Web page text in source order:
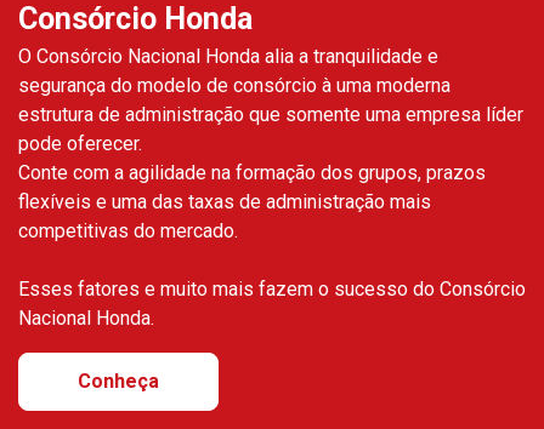
Consórcio Honda
O Consórcio Nacional Honda alia a tranquilidade e
segurança do modelo de consórcio à uma moderna
estrutura de administração que somente uma empresa líder
pode oferecer.
Conte com a agilidade na formação dos grupos, prazos
flexíveis e uma das taxas de administração mais
competitivas do mercado.
Esses fatores e muito mais fazem o sucesso do Consórcio
Nacional Honda.
Conheça